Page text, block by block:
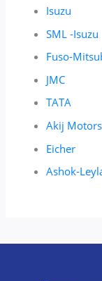
Isuzu
SML -Isuzu
Fuso-
JMC
TATA
Akij Motors
Eicher
Ashok-